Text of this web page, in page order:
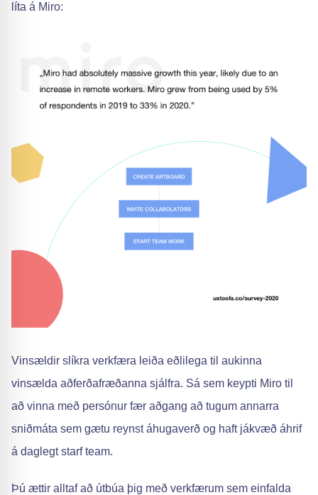
líta á Miro:
Vinsældir slíkra verkfæra leiða eðlilega til aukinna
vinsælda aðferðafræðanna sjálfra. Sá sem keypti Miro til
að vinna með persónur fær aðgang að tugum annarra
sniðmáta sem gætu reynst áhugaverð og haft jákvæð áhrif
á daglegt starf team.
Þú ættir alltaf að útbúa þig með verkfærum sem einfalda